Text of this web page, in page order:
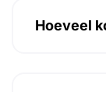
Hoeveel